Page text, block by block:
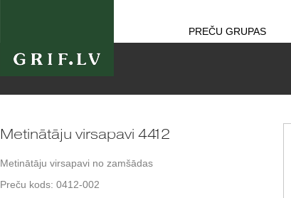
PREČU GRUPAS
Metinātāju virsapavi 4412
Metinātāju virsapavi no zamšādas
Preču kods: 0412-002